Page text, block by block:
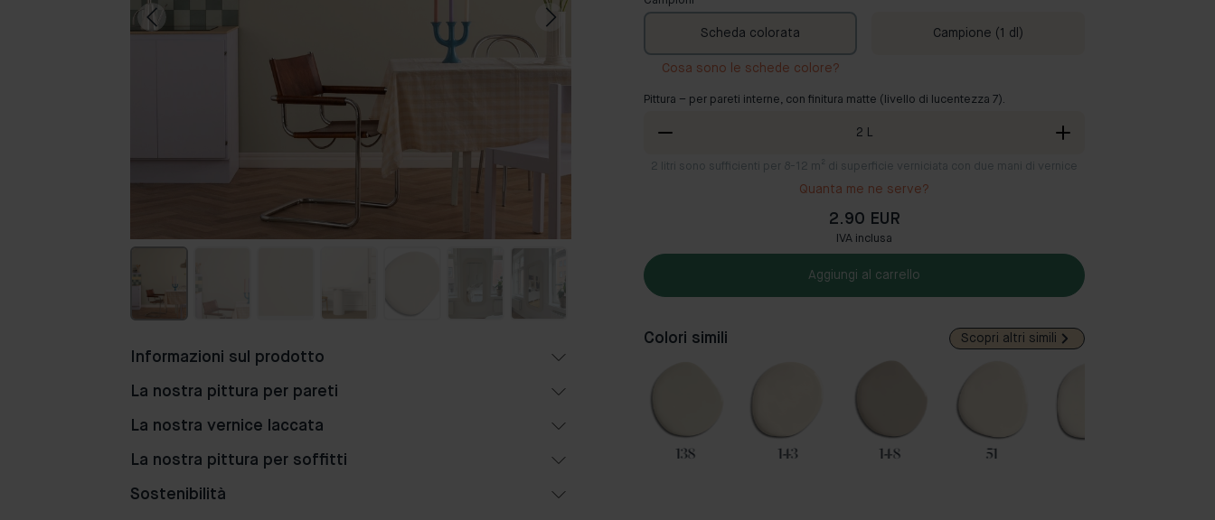
Scheda colorata Campione (1 dl)
Cosa sono le schede colore?
Pittura – per pareti interne, con finitura matte (livello di lucentezza 7).
2 L
2 litri sono sufficienti per 8-12 m² di superficie verniciata con due mani di vernice
Quanta me ne serve?
2.90 EUR
IVA inclusa
Aggiungi al carrello
Colori simili Scopri altri simili
90 38 138 143 148 51
Informazioni sul prodotto
La nostra pittura per pareti
La nostra vernice laccata
La nostra pittura per soffitti
Sostenibilità